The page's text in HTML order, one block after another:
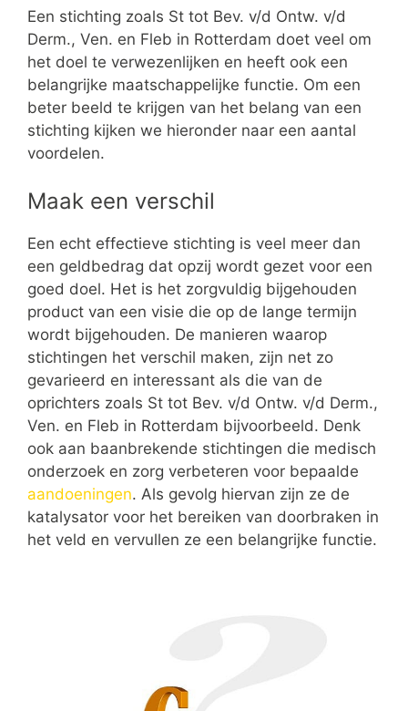
Een stichting zoals St tot Bev. v/d Ontw. v/d
Derm., Ven. en Fleb in Rotterdam doet veel om
het doel te verwezenlijken en heeft ook een
belangrijke maatschappelijke functie. Om een
beter beeld te krijgen van het belang van een
stichting kijken we hieronder naar een aantal
voordelen.
Maak een verschil
Een echt effectieve stichting is veel meer dan
een geldbedrag dat opzij wordt gezet voor een
goed doel. Het is het zorgvuldig bijgehouden
product van een visie die op de lange termijn
wordt bijgehouden. De manieren waarop
stichtingen het verschil maken, zijn net zo
gevarieerd en interessant als die van de
oprichters zoals St tot Bev. v/d Ontw. v/d Derm.,
Ven. en Fleb in Rotterdam bijvoorbeeld. Denk
ook aan baanbrekende stichtingen die medisch
onderzoek en zorg verbeteren voor bepaalde
aandoeningen. Als gevolg hiervan zijn ze de
katalysator voor het bereiken van doorbraken in
het veld en vervullen ze een belangrijke functie.